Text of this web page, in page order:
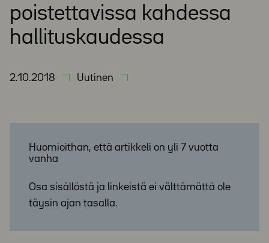
poistettavissa kahdessa
hallituskaudessa
2.10.2018 Uutinen
Huomioithan, että artikkeli on yli 7 vuotta
vanha
Osa sisällöstä ja linkeistä ei välttämättä ole
täysin ajan tasalla.